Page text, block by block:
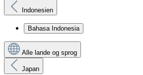
Indonesien
Bahasa Indonesia
Alle lande og sprog
Japan